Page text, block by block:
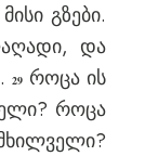
გზები.
და
29როცა ის
როცა